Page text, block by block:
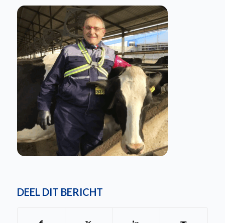
DEEL DIT BERICHT